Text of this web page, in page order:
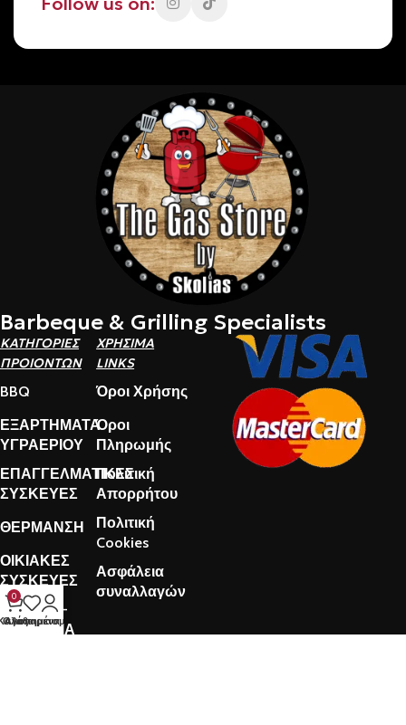
Barbeque & Grilling Specialists
ΚΑΤΗΓΟΡΙΕΣ
ΠΡΟΙΟΝΤΩΝ
BBQ
ΕΞΑΡΤΗΜΑΤΑ
ΥΓΡΑΕΡΙΟΥ
ΕΠΑΓΓΕΛΜΑΤΙΚΕΣ
ΣΥΣΚΕΥΕΣ
ΘΕΡΜΑΝΣΗ
ΟΙΚΙΑΚΕΣ
ΣΥΣΚΕΥΕΣ
ΦΙΑΛΕΣ –
ΦΙΑΛΛΙΔΙΑ
ΧΡΗΣΙΜΑ
LINKS
Όροι Χρήσης
Όροι
Πληρωμής
Πολιτική
Απορρήτου
Πολιτική
Cookies
Ασφάλεια
συναλλαγών
0
Αγαπημένα
Ο λογαριασμός μου